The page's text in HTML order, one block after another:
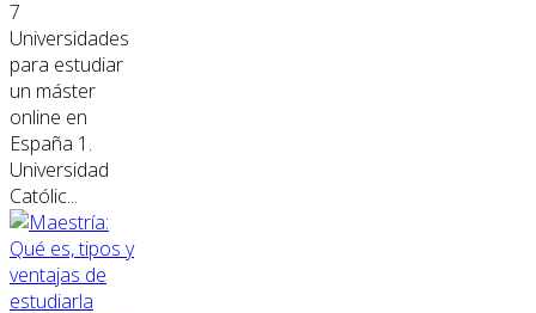
7
Universidades
para estudiar
un máster
online en
España 1.
Universidad
Católic...